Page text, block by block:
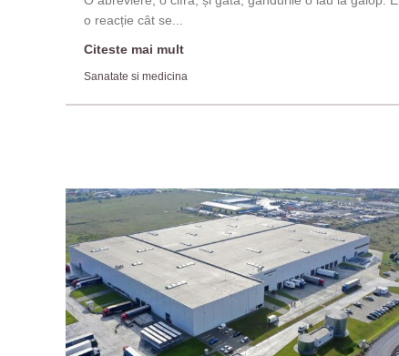
o reacție cât se...
Citeste mai mult
Sanatate si medicina